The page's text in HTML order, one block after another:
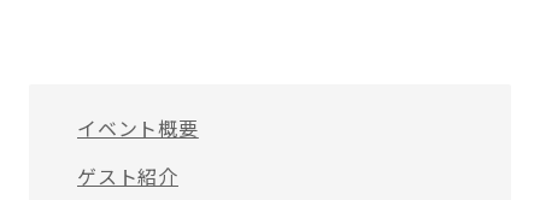
イベント概要
ゲスト紹介